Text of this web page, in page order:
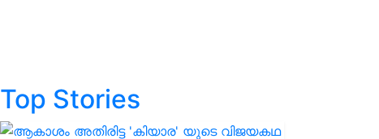
Top Stories